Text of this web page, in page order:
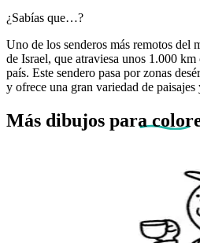
¿Sabías que…?
Uno de los senderos más remotos del
de Israel, que atraviesa unos 1.000 km
país. Este sendero pasa por zonas
y ofrece una gran variedad de paisajes
Más dibujos para